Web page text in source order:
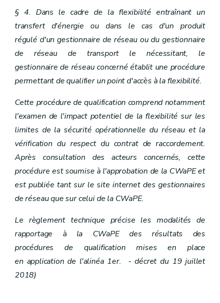
§ 4. Dans le cadre de la flexibilité entraînant un
transfert d'énergie ou dans le cas d'un produit
régulé d'un gestionnaire de réseau ou du gestionnaire
de réseau de transport le nécessitant, le
gestionnaire de réseau concerné établit une procédure
permettant de qualifier un point d'accès à la flexibilité.
Cette procédure de qualification comprend notamment
l'examen de l'impact potentiel de la flexibilité sur les
limites de la sécurité opérationnelle du réseau et la
vérification du respect du contrat de raccordement.
Après consultation des acteurs concernés, cette
procédure est soumise à l'approbation de la CWaPE et
est publiée tant sur le site internet des gestionnaires
de réseau que sur celui de la CWaPE.
Le règlement technique précise les modalités de
rapportage à la CWaPE des résultats des
procédures de qualification mises en place
en application de l'alinéa 1er. - décret du 19 juillet
2018)